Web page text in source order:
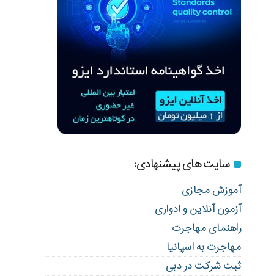
سایت های پیشنهادی:
آموزش مجازی
آزمون آنلاین و ادواری
راهنمای مهاجرت
مهاجرت به اسپانیا
ثبت شرکت در دبی